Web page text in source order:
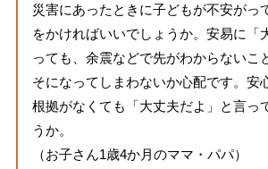
災害にあったときに子どもが不安がっ
をかければいいでしょうか。安易に「
っても、余震などで先がわからないこ
そになってしまわないか心配です。安
根拠がなくても「大丈夫だよ」と言っ
うか。
（お子さん1歳4か月のママ・パパ）